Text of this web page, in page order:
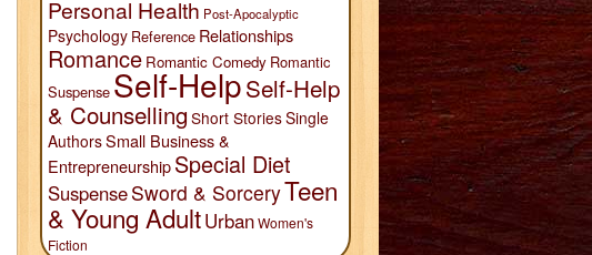
Personal Health Post-Apocalyptic
Psychology Reference Relationships
Romance Romantic Comedy Romantic
Suspense Self-HelpSelf-Help
& Counselling Short StoriesSingle
AuthorsSmall Business &
EntrepreneurshipSpecial Diet
SuspenseSword & SorceryTeen
& Young AdultUrbanWomen's
Fiction